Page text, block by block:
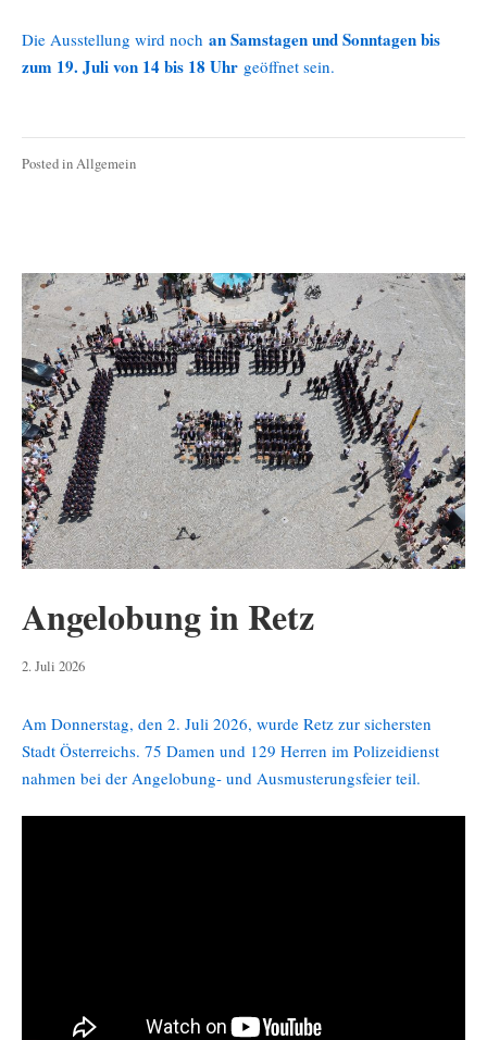
Die Ausstellung wird noch an Samstagen und Sonntagen bis
zum 19. Juli von 14 bis 18 Uhr geöffnet sein.
Posted inAllgemein
Angelobung in Retz
2. Juli 20263.
Am Donnerstag, den 2. Juli 2026, wurde Retz zur sichersten
Stadt Österreichs. 75 Damen und 129 Herren im Polizeidienst
nahmen bei der Angelobung- und Ausmusterungsfeier teil.